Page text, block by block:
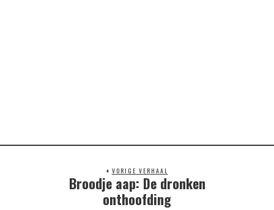
VORIGE VERHAAL
Previous
post:
Broodje aap: De dronken
onthoofding